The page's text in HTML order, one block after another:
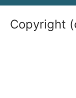
Copyright